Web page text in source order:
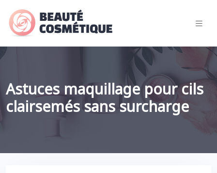
Astuces maquillage pour cils
clairsemés sans surcharge